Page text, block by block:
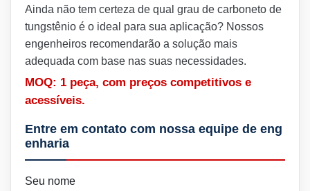
Ainda não tem certeza de qual grau de carboneto de
tungstênio é o ideal para sua aplicação? Nossos
engenheiros recomendarão a solução mais
adequada com base nas suas necessidades.
MOQ: 1 peça, com preços competitivos e
acessíveis.
Entre em contato com nossa equipe de eng
enharia
Seu nome